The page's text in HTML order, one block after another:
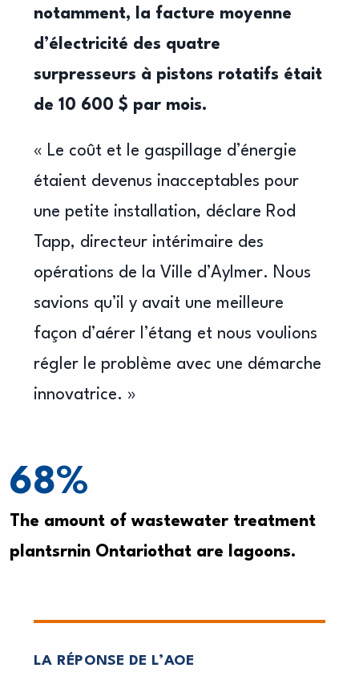
notamment, la facture moyenne
d’électricité des quatre
surpresseurs à pistons rotatifs était
de 10 600 $ par mois.
« Le coût et le gaspillage d’énergie
étaient devenus inacceptables pour
une petite installation, déclare Rod
Tapp, directeur intérimaire des
opérations de la Ville d’Aylmer. Nous
savions qu’il y avait une meilleure
façon d’aérer l’étang et nous voulions
régler le problème avec une démarche
innovatrice. »
68%
The amount of wastewater treatment
plantsrnin Ontariothat are lagoons.
LA RÉPONSE DE L’AOE